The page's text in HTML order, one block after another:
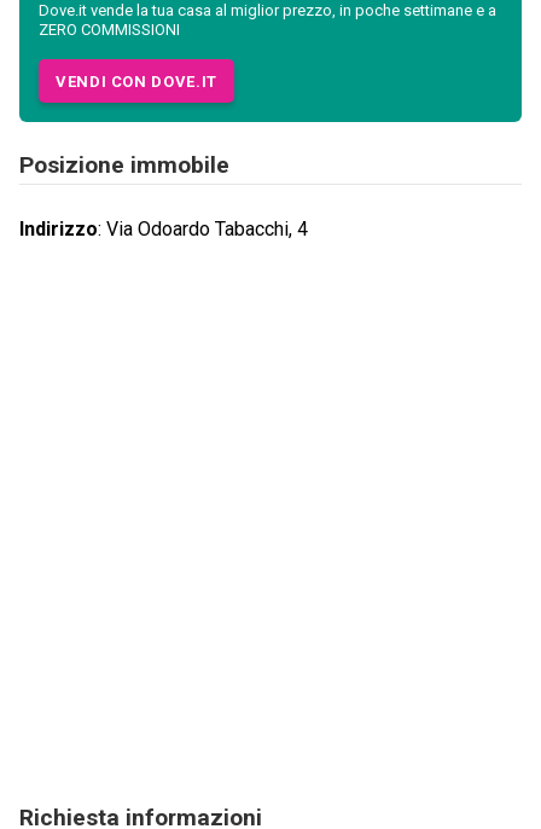
Dove.it vende la tua casa al miglior prezzo, in poche settimane e a
ZERO COMMISSIONI
VENDI CON DOVE.IT
Posizione immobile
Indirizzo: Via Odoardo Tabacchi, 4
Richiesta informazioni